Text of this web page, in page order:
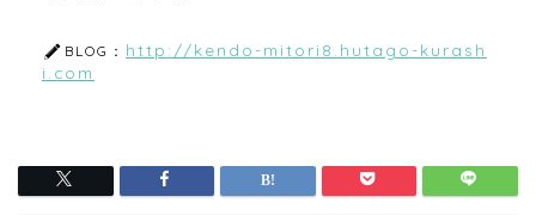
BLOG： http://kendo-mitori8.hutago-kurash
i.com